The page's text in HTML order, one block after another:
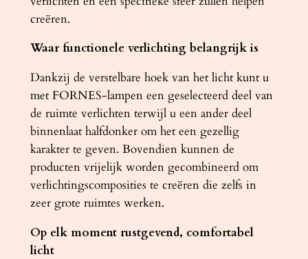
creëren.
Waar functionele verlichting belangrijk is
Dankzij de verstelbare hoek van het licht kunt u
met FORNES-lampen een geselecteerd deel van
de ruimte verlichten terwijl u een ander deel
binnenlaat halfdonker om het een gezellig
karakter te geven. Bovendien kunnen de
producten vrijelijk worden gecombineerd om
verlichtingscomposities te creëren die zelfs in
zeer grote ruimtes werken.
Op elk moment rustgevend, comfortabel
licht